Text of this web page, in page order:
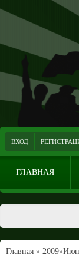
ВХОД
ГЛАВНАЯ
Главная » 2009»